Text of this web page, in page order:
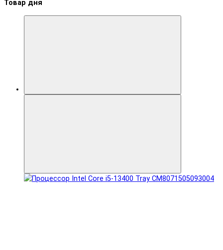
Товар дня